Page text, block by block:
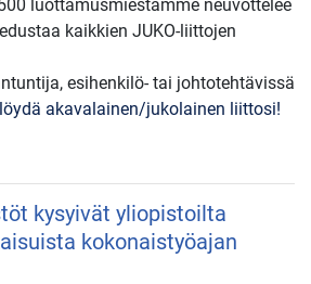
luottamusmiestämme neuvottelee
kaikkien JUKO-liittojen
esihenkilö- tai johtotehtävissä
löydä akavalainen/jukolainen liittosi!
kysyivät yliopistoilta
kokonaistyöajan